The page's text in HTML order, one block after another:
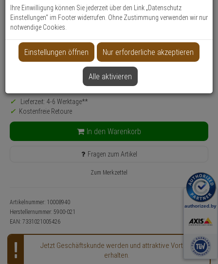
SucheProduktmerkmale
Datenblatt drucken
Produktinformationen
zzgl. Versandkosten
Lieferzeit: 4-6 Werktage**
Kostenfreie Retoure
In den Warenkorb
Fragen zum Artikel
Zum Merkzettel
Artikelnummer: 10008940
Herstellernummer: 5900-021
EAN: 7331021005426
Jetzt Geschäftskunde werden und attraktive Vorteile
erhalten.
Ihre Einwilligung können Sie jederzeit über den Link „Datenschutz
Einstellungen“ im Footer widerrufen. Ohne Zustimmung verwenden wir nur
notwendige Cookies.
Einstellungen öffnen Nur erforderliche akzeptieren
Alle aktivieren